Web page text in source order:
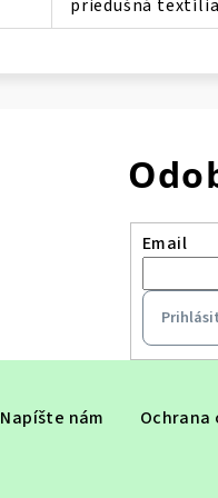
priedušná textília
Email
Napíšte nám Ochrana